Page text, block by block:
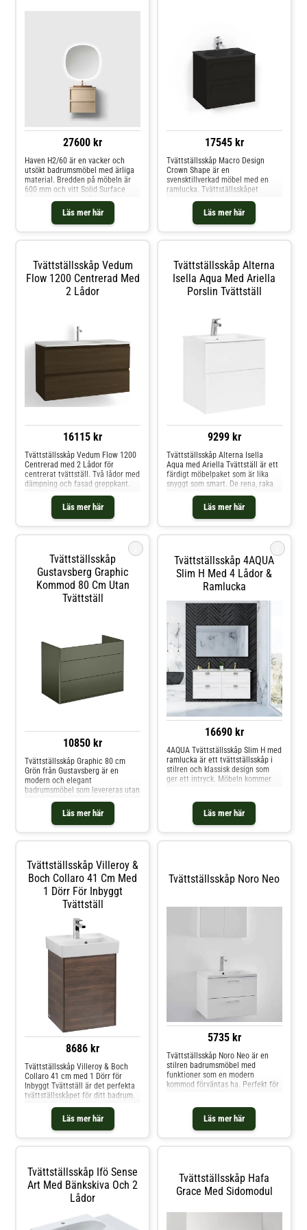
27600 kr
Läs mer här
Haven H2/60 är en vacker och
utsökt badrumsmöbel med ärliga
material. Bredden på möbeln är
600 mm och vitt Solid Surface
i alla typer av badrum.
17545 kr
Läs mer här
Tvättställsskåp Macro Design
Crown Shape är en
svensktillverkad möbel med en
ramlucka. Tvättställsskåpet
tvättställ i glas, välj mellan olika
utföranden. Tvättställen är
hållbara, lättstädade och håller
Tvättställsskåp Vedum
Flow 1200 Centrerad Med
2 Lådor
16115 kr
Läs mer här
Tvättställsskåp Vedum Flow 1200
Centrerad med 2 Lådor för
centrerat tvättställ. Två lådor med
dämpning och fasad greppkant.
Lådindelning Mejram och
gummimatta ingår.
Tvättställsskåp Alterna
Isella Aqua Med Ariella
Porslin Tvättställ
9299 kr
Läs mer här
Tvättställsskåp Alterna Isella
Aqua med Ariella Tvättställ är ett
färdigt möbelpaket som är lika
snyggt som smart. De rena, raka
linjerna hos Isella Aqua ger ett
enkelt, jordnära och ungdomligt
intryck, och materialet –
termoplast – gör samtidigt
skulle behöva såga eller borra i
den.
Tvättställsskåp
Gustavsberg Graphic
Kommod 80 Cm Utan
Tvättställ
10850 kr
Läs mer här
Tvättställsskåp Graphic 80 cm
Grön från Gustavsberg är en
modern och elegant
badrumsmöbel som levereras utan
lådor som dessutom är
mjukstängande så öppnas och
stängs lådorna på ett behagligt
småsaker, det finns även utrymme
för montering av ett eluttag.
Komplettera ditt underskåp med
tvättställ, handtag och blandare.
Tvättställsskåp 4AQUA
Slim H Med 4 Lådor &
Ramlucka
16690 kr
Läs mer här
4AQUA Tvättställsskåp Slim H med
ramlucka är ett tvättställsskåp i
stilren och klassisk design som
ger ett intryck. Möbeln kommer
sminkhållare, lådmatta och en
löstagbar lådindelning. Möbeln är
förberedd för både golv- och
Tvättställsskåp Villeroy &
Boch Collaro 41 Cm Med
1 Dörr För Inbyggt
Tvättställ
8686 kr
Läs mer här
Tvättställsskåp Villeroy & Boch
Collaro 41 cm med 1 Dörr för
Inbyggt Tvättställ är det perfekta
tvättställsskåpet för ditt badrum.
Kommoden är en del av Villeroy &
Boch populära serie Collaro och
består av 20 varianter anpassade
för inbyggt tvättställ.
Tvättställsskåp Noro Neo
5735 kr
Läs mer här
Tvättställsskåp Noro Neo är en
stilren badrumsmöbel med
funktioner som en modern
kommod förväntas ha. Perfekt för
Tvättställsskåp Ifö Sense
Art Med Bänkskiva Och 2
Lådor
Tvättställsskåp Hafa
Grace Med Sidomodul